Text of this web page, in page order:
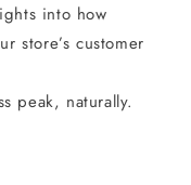
into how
store’s customer
peak, naturally.